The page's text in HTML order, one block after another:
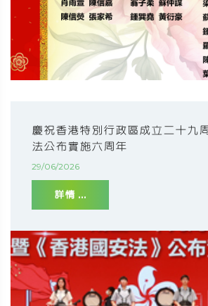
慶祝香港特別行政區成立二十九
法公布實施六周年
29/06/2026
詳情 ...